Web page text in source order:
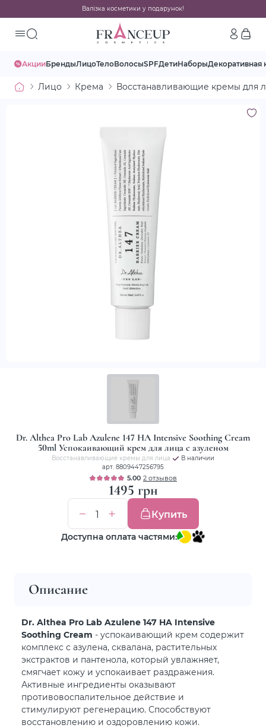
Валізка косметики у подарунок!
АкцииБрендыЛицоТелоВолосыSPFДетиНаборыДекоративная
Лицо Крема Восстанавливающие кремы для
Dr. Althea Pro Lab Azulene 147 HA Intensive Soothing Cream
50ml Успокаивающий крем для лица с азуленом
Восстанавливающие кремы для лица
В наличии
арт. 8809447256795
5.00 2 отзывов
1495 грн
Купить
Доступна оплата частями:
Описание
Dr. Althea Pro Lab Azulene 147 HA Intensive
Soothing Cream - успокаивающий крем содержит
комплекс с азулена, сквалана, растительных
экстрактов и пантенола, который увлажняет,
смягчает кожу и успокаивает раздражения.
Активные ингредиенты оказывают
противовоспалительное действие и
стимулируют регенерацию. Способствуют
восстановлению и оздоровлению кожи.